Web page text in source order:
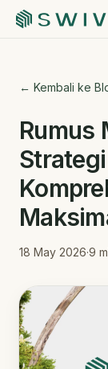
← Kembali ke
Rumus
18 May 2026·9